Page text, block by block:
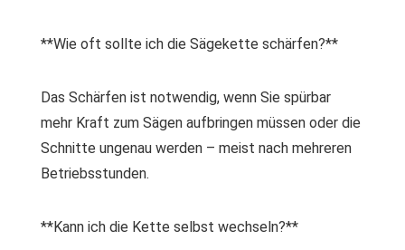
**Wie oft sollte ich die Sägekette schärfen?**
Das Schärfen ist notwendig, wenn Sie spürbar
mehr Kraft zum Sägen aufbringen müssen oder die
Schnitte ungenau werden – meist nach mehreren
Betriebsstunden.
**Kann ich die Kette selbst wechseln?**